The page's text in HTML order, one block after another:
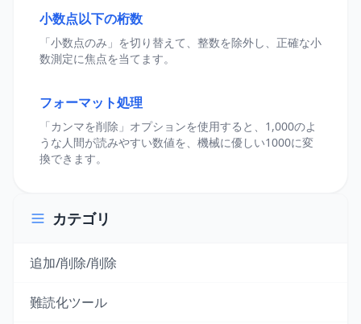
小数点以下の桁数
「小数点のみ」を切り替えて、整数を除外し、正確な小
数測定に焦点を当てます。
フォーマット処理
「カンマを削除」オプションを使用すると、1,000のよ
うな人間が読みやすい数値を、機械に優しい1000に変
換できます。
カテゴリ
追加/削除/削除
難読化ツール